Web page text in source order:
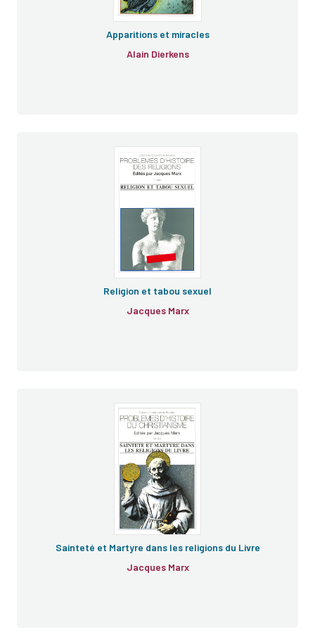
Apparitions et miracles
Alain Dierkens
Religion et tabou sexuel
Jacques Marx
Sainteté et Martyre dans les religions du Livre
Jacques Marx